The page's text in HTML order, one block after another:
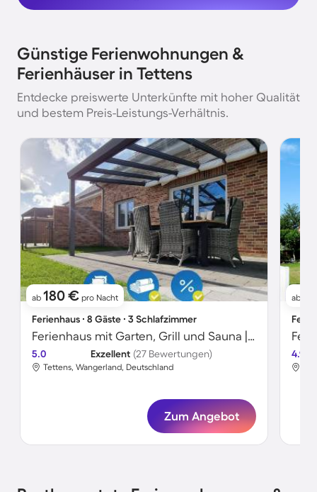
Günstige Ferienwohnungen &
Ferienhäuser in Tettens
Entdecke preiswerte Unterkünfte mit hoher Qualität
und bestem Preis-Leistungs-Verhältnis.
ab 180 € pro Nacht
Ferienhaus ∙ 8 Gäste ∙ 3 Schlafzimmer
Ferienhaus mit Garten, Grill und Sauna | Seeblick
5.0 Exzellent (27 Bewertungen)
Tettens, Wangerland, Deutschland
Zum Angebot
ab
4.9